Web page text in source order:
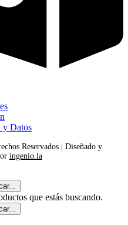
y Datos
Reservados | Diseñado y
ingenio.la
que estás buscando.